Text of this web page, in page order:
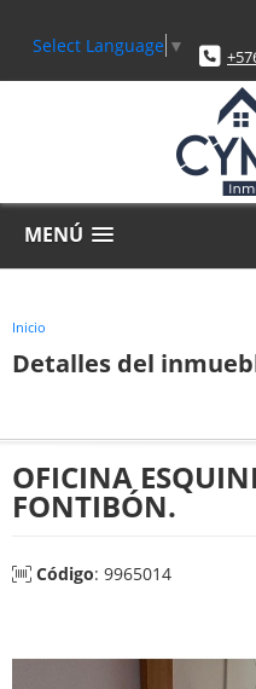
Select Language ▼
MENÚ
Inicio
Detalles del
OFICINA
FONTIBÓN.
Código: 9965014